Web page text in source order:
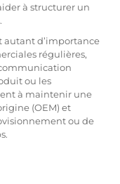
à structurer un
autant d’importance
régulières,
ou les
à maintenir une
(OEM) et
ou de